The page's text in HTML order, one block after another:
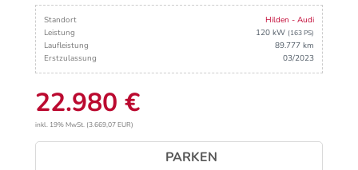
Standort
Hilden - Audi
Leistung
120 kW (163 PS)
Laufleistung
89.777 km
Erstzulassung
03/2023
22.980 €
inkl. 19% MwSt. (3.669,07 EUR)
PARKEN